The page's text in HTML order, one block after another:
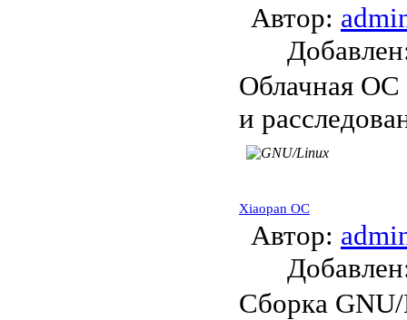
Автор:
Облачная ОС
и
Xiaopan ОС
Автор:
Сборка